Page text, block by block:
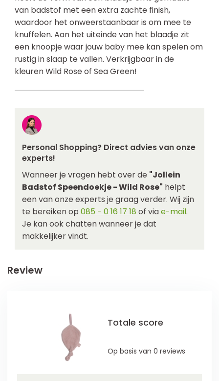
van badstof met een extra zachte finish,
waardoor het onweerstaanbaar is om mee te
knuffelen. Aan het uiteinde van het blaadje zit
een knoopje waar jouw baby mee kan spelen om
rustig in slaap te vallen. Verkrijgbaar in de
kleuren Wild Rose of Sea Green!
Personal Shopping? Direct advies van onze
experts!
Wanneer je vragen hebt over de "Jollein
Badstof Speendoekje - Wild Rose" helpt
een van onze experts je graag verder. Wij zijn
te bereiken op 085 - 0 16 17 18 of viae-mail.
Je kan ook chatten wanneer je dat
makkelijker vindt.
Review
Totale score
Op basis van 0 reviews